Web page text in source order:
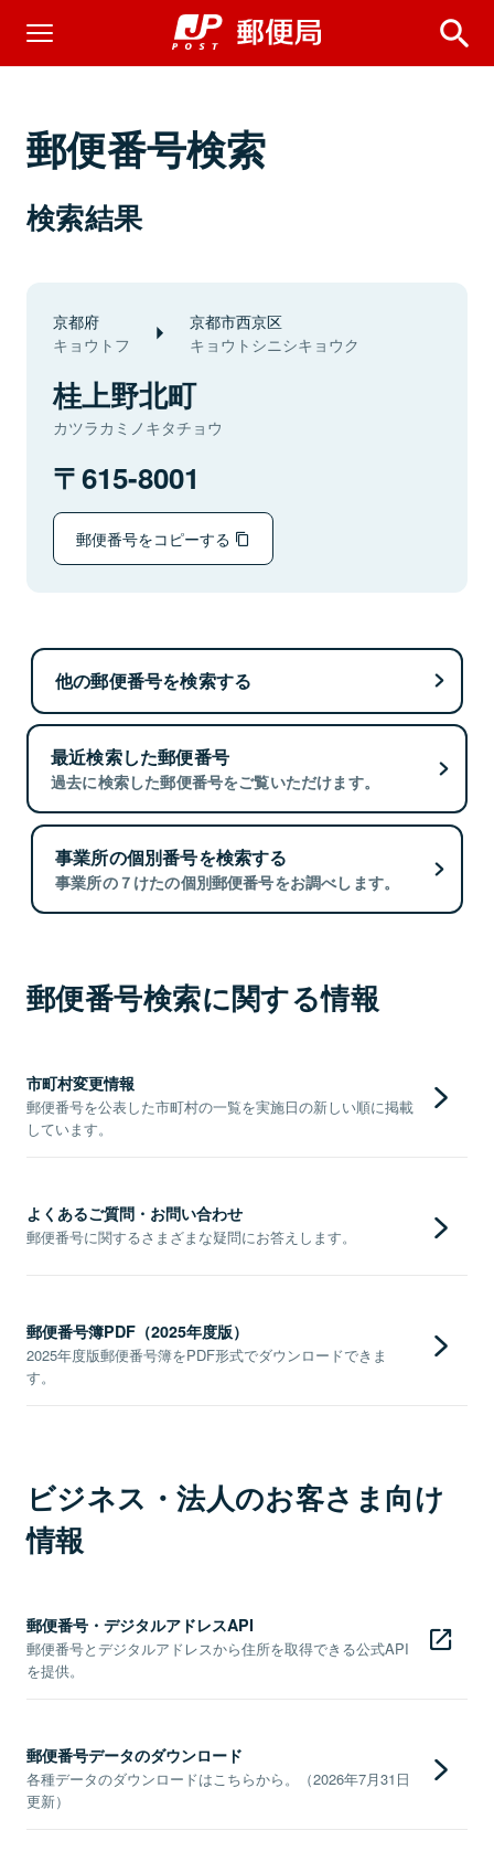
郵便番号検索
検索結果
京都府
キョウトフ
京都市西京区
キョウトシニシキョウク
桂上野北町
カツラカミノキタチョウ
615-8001
郵便番号をコピーする
他の郵便番号を検索する
最近検索した郵便番号
過去に検索した郵便番号をご覧いただけます。
事業所の個別番号を検索する
事業所の７けたの個別郵便番号をお調べします。
郵便番号検索に関する情報
市町村変更情報
郵便番号を公表した市町村の一覧を実施日の新しい順に掲載
しています。
よくあるご質問・お問い合わせ
郵便番号に関するさまざまな疑問にお答えします。
郵便番号簿PDF（2025年度版）
2025年度版郵便番号簿をPDF形式でダウンロードできま
す。
ビジネス・法人のお客さま向け
情報
郵便番号・デジタルアドレスAPI
郵便番号とデジタルアドレスから住所を取得できる公式API
を提供。
郵便番号データのダウンロード
各種データのダウンロードはこちらから。（2026年7月31日
更新）